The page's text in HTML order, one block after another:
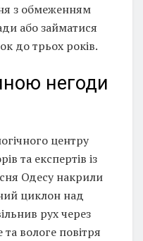
з обмеженням
або займатися
до трьох років.
негоди
центру
та експертів із
Одесу накрили
циклон над
рух через
вологе повітря